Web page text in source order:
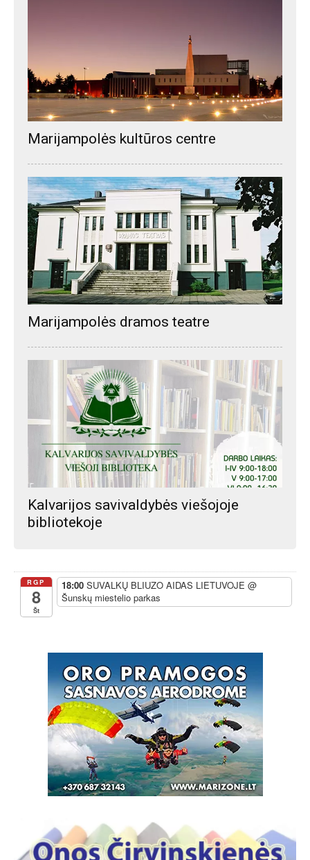
Marijampolės kultūros centre
Marijampolės dramos teatre
Kalvarijos savivaldybės viešojoje
bibliotekoje
RGP
8
Št
18:00 SUVALKŲ BLIUZO AIDAS LIETUVOJE @
Šunskų miestelio parkas